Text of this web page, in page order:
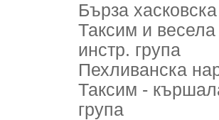
Бърза
Таксим и
инстр. група
Пехливанска
Таксим -
група